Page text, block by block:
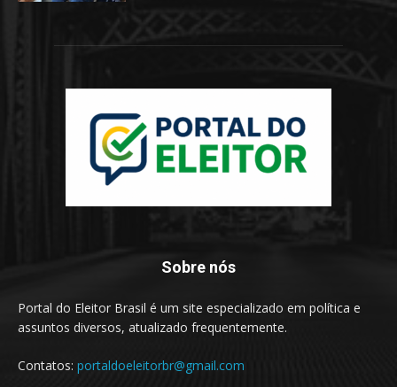
Sobre nós
Portal do Eleitor Brasil é um site especializado em política e
assuntos diversos, atualizado frequentemente.
Contatos: portaldoeleitorbr@gmail.com